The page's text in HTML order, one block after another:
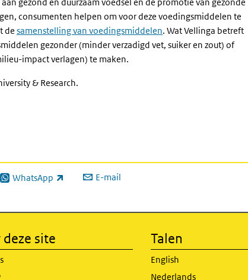
consumenten helpen om voor deze voedingsmiddelen te
de samenstelling van voedingsmiddelen. Wat Vellinga betreft
gezonder (minder verzadigd vet, suiker en zout) of
impact verlagen) te maken.
& Research.
WhatsApp
(externe link) E-mail
deze site Talen
English
Nederlands